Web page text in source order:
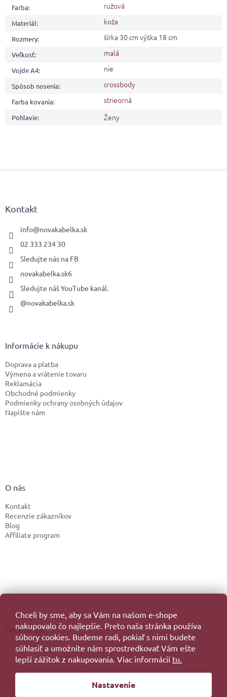
Chceli by sme, aby sa Vám na našom e-shope
nakupovalo čo najlepšie. Preto naša stránka používa
súbory cookies. Budeme radi, pokiaľ s nimi budete
súhlasiť a umožníte nám sprostredkovať Vám ešte
lepší zážitok z nakupovania. Viac informácií tu.
Nastavenie
Farba: ružová
Materiál: koža
Rozmery: šírka 30 cm výška 18 cm
Veľkosť: malá
Vojde A4: nie
Spôsob nosenia: crossbody
Farba kovania: strieorná
Pohlavie: Ženy
Kontakt
info@novakabelka.sk
02 333 234 30
Sledujte nás na FB
novakabelka.sk6
Sledujte náš YouTube kanál.
@novakabelka.sk
Informácie k nákupu
Doprava a platba
Výmena a vrátenie tovaru
Reklamácia
Obchodné podmienky
Podmienky ochrany osobných údajov
Napíšte nám
O nás
Kontakt
Recenzie zákazníkov
Blog
Affiliate program
Facebook
Vytvoril Shoptet